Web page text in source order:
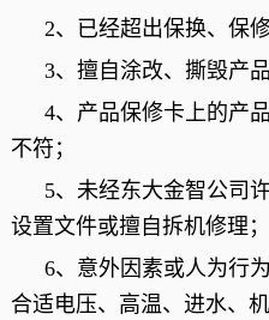
2、已经超出保换、保修
3、擅自涂改、撕毁产
4、产品保修卡上的产
不符；
5、未经东大金智公司
设置文件或擅自拆机修理；
6、意外因素或人为行
合适电压、高温、进水、